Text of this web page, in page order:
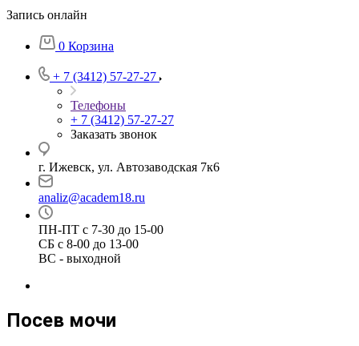
Запись онлайн
0 Корзина
+ 7 (3412) 57-27-27
Телефоны
+ 7 (3412) 57-27-27
Заказать звонок
г. Ижевск, ул. Автозаводская 7к6
analiz@academ18.ru
ПН-ПТ с 7-30 до 15-00
СБ с 8-00 до 13-00
ВС - выходной
Посев мочи